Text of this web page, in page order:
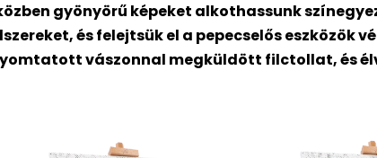
gyönyörű képeket alkothassunk
és felejtsük el a pepecselős eszközök
vászonnal megküldött filctollat, és